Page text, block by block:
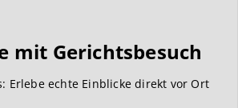
mit Gerichtsbesuch
Erlebe echte Einblicke direkt vor Ort